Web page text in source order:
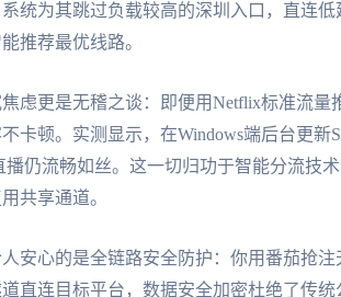
系统为其跳过负载较高的深圳入口，直连
推荐最优线路。
虑更是无稽之谈：即便用Netflix标准流
卡顿。实测显示，在Windows端后台更新
播仍流畅如丝。这一切归功于智能分流技
共享通道。
人安心的是全链路安全防护：你用番茄抢
直连目标平台，数据安全加密杜绝了传